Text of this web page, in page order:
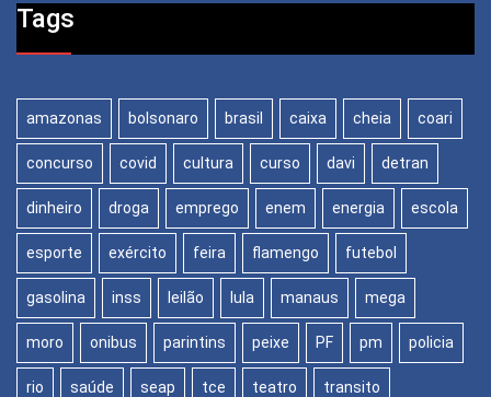
Tags
amazonas bolsonaro brasil caixa cheia coari
concurso covid cultura curso davi detran
dinheiro droga emprego enem energia escola
esporte exército feira flamengo futebol
gasolina inss leilão lula manaus mega
moro onibus parintins peixe PF pm policia
rio saúde seap tce teatro transito